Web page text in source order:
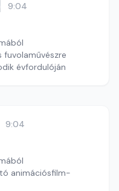
9:04
fuvolaművészre
évfordulóján
9:04
animációsfilm-